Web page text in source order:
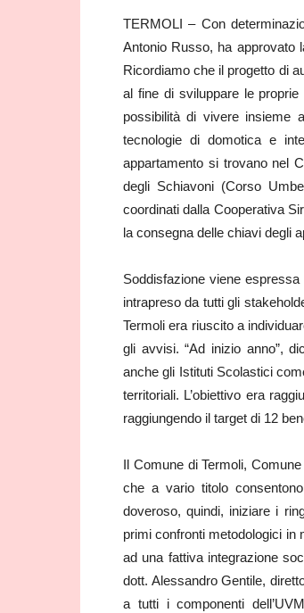
TERMOLI – Con
Antonio Russo, ha approvato
Ricordiamo che il progetto di
al fine di sviluppare le
possibilità di vivere insieme
tecnologie di domotica e
appartamento si trovano nel
degli Schiavoni (Corso
coordinati dalla Cooperativa
la consegna delle chiavi degli
Soddisfazione viene
intrapreso da tutti gli
Termoli era riuscito a
gli avvisi. “Ad inizio anno”,
anche gli Istituti Scolastici
territoriali. L’obiettivo era
raggiungendo il target di 12
Il Comune di Termoli,
che a vario titolo
doveroso, quindi, iniziare i
primi confronti metodologici in
ad una fattiva integrazione
dott. Alessandro Gentile,
a tutti i componenti